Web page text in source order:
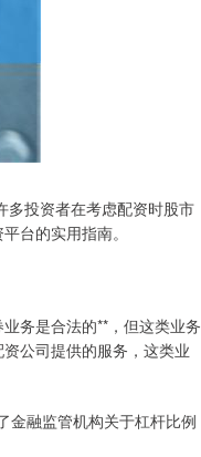
多投资者在考虑配资时股市
台的实用指南。
务是合法的**，但这类业务
公司提供的服务，这类业
金融监管机构关于杠杆比例